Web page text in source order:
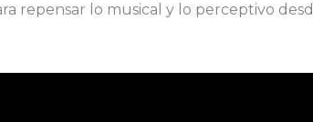
repensar lo musical y lo perceptivo